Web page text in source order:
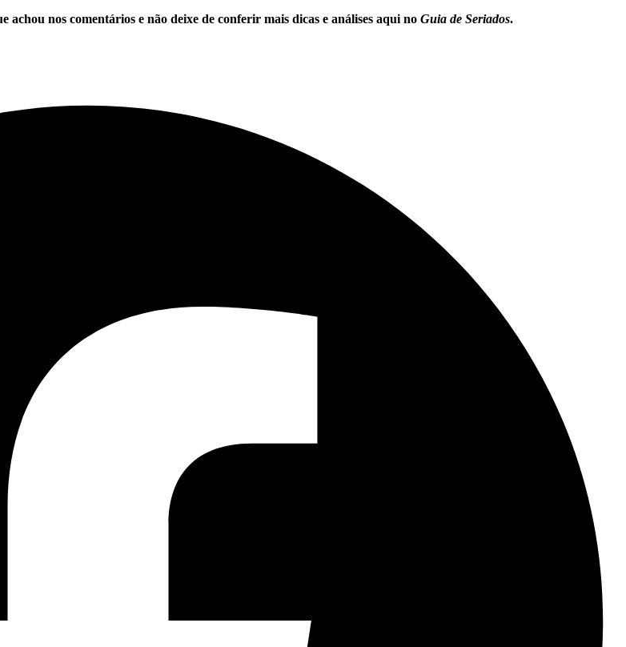
nos comentários e não deixe de conferir mais dicas e análises aqui no Guia de Seriados.